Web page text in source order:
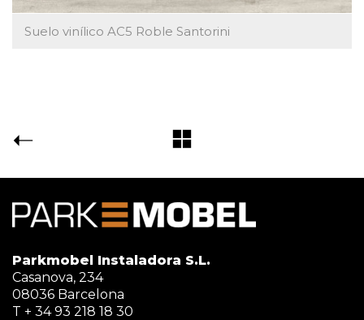
Suelo vinílico AC5 Roble Santorini
Parkmobel Instaladora S.L.
Casanova, 234
08036 Barcelona
T + 34 93 218 18 30